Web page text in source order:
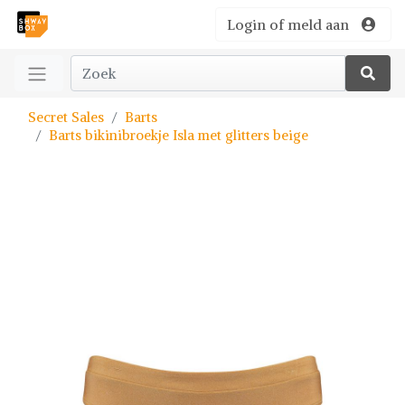
Login of meld aan
Secret Sales
Barts
Barts bikinibroekje Isla met glitters beige